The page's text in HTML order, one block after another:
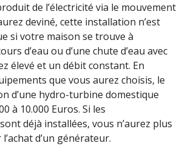
de l’électricité via le mouvement
deviné, cette installation n’est
si votre maison se trouve à
d’eau ou d’une chute d’eau avec
élevé et un débit constant. En
que vous aurez choisis, le
d’une hydro-turbine domestique
à 10.000 Euros. Si les
déjà installées, vous n’aurez plus
d’un générateur.